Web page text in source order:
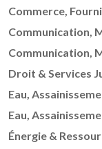
Commerce,
Communication,
Communication,
Droit & Services
Eau,
Eau,
Énergie &